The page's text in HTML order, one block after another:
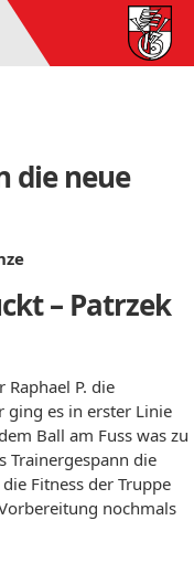
die neue
– Patrzek
P. die
ging es in erster Linie
Ball am Fuss was zu
Trainergespann die
Fitness der Truppe
nochmals